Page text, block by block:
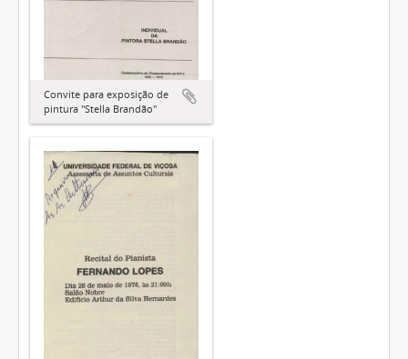
Convite para exposição de
pintura "Stella Brandão"